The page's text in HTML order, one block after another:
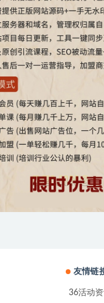
友情链
36活动